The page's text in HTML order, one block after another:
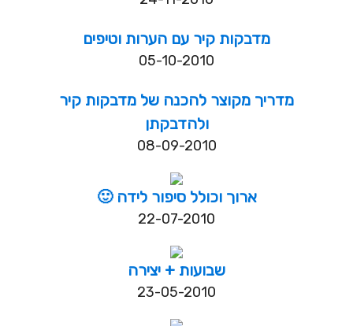
מדבקות קיר עם הערות וטיפים
05-10-2010
מדריך מקוצר להכנה של מדבקות קיר
ולהדבקתן
08-09-2010
ארוך וכולל סיפור לידה 🙂
22-07-2010
שבועות + יצירה
23-05-2010